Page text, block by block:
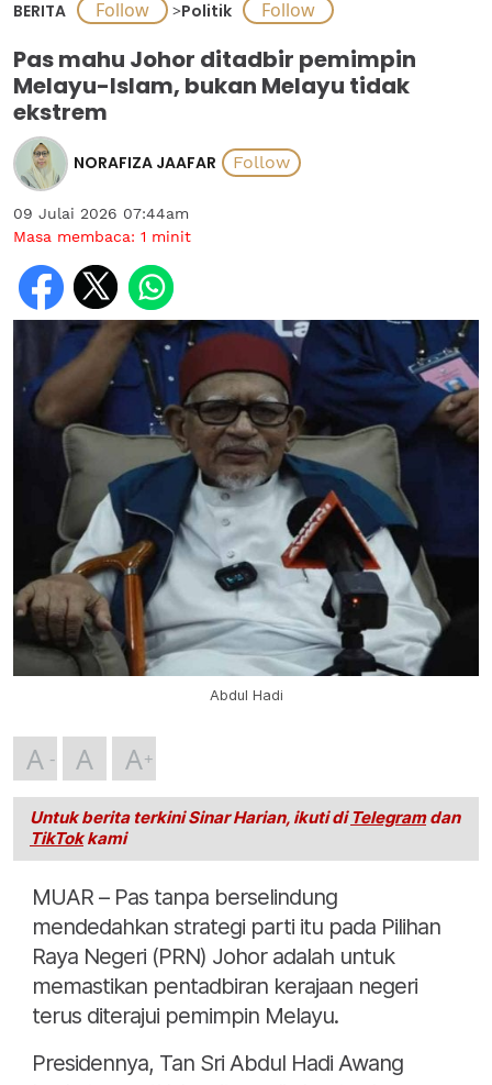
BERITA >Politik
Pas mahu Johor ditadbir pemimpin
Melayu-Islam, bukan Melayu tidak
ekstrem
NORAFIZA JAAFAR
09 Julai 2026 07:44am
Masa membaca: 1 minit
Abdul Hadi
A A A
Untuk berita terkini Sinar Harian, ikuti di Telegramdan
TikTokkami
MUAR – Pas tanpa berselindung
mendedahkan strategi parti itu pada Pilihan
Raya Negeri (PRN) Johor adalah untuk
memastikan pentadbiran kerajaan negeri
terus diterajui pemimpin Melayu.
Presidennya, Tan Sri Abdul Hadi Awang